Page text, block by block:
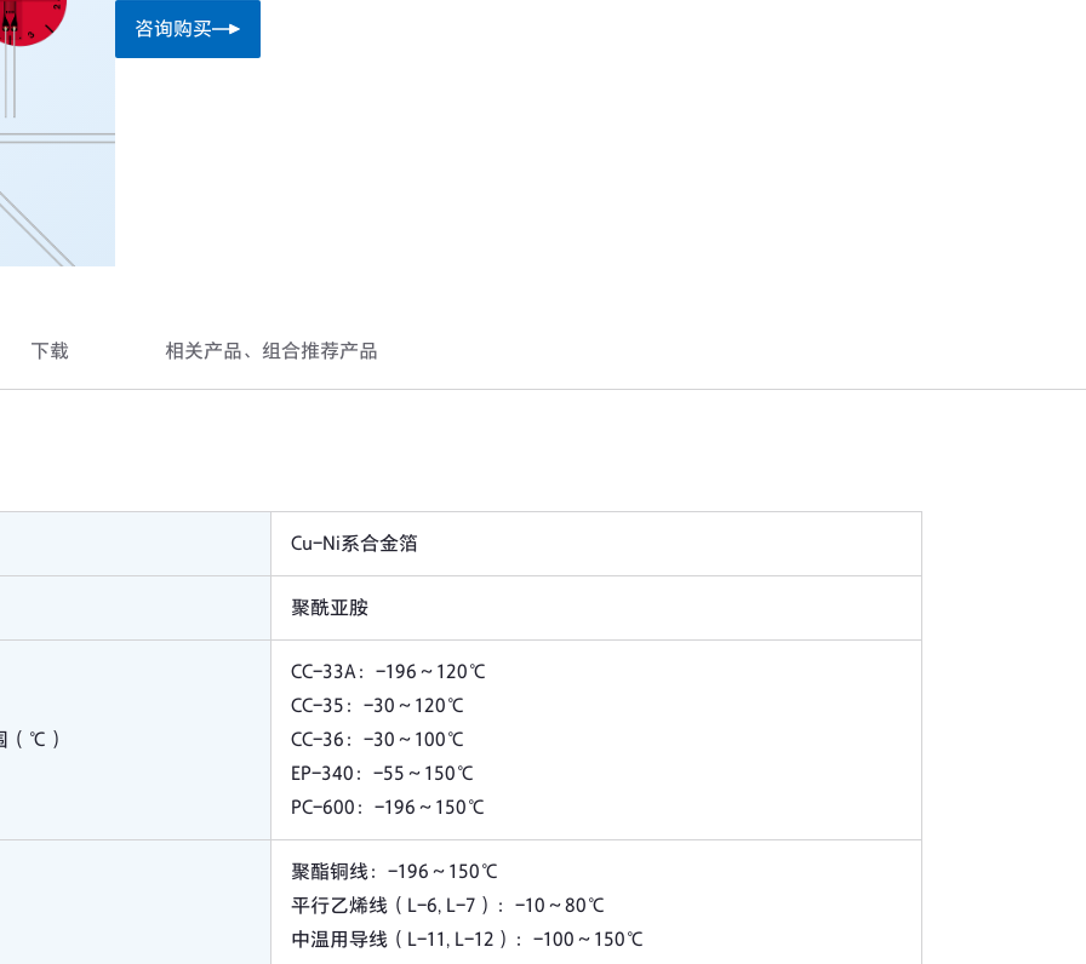
咨询购买
下载 相关产品、组合推荐产品
Cu-Ni系合金箔
聚酰亚胺
（℃）
CC-33A：-196～120℃
CC-35：-30～120℃
CC-36：-30～100℃
EP-340：-55～150℃
PC-600：-196～150℃
聚酯铜线：-196～150℃
平行乙烯线（L-6, L-7）：-10～80℃
中温用导线（L-11, L-12）：-100～150℃